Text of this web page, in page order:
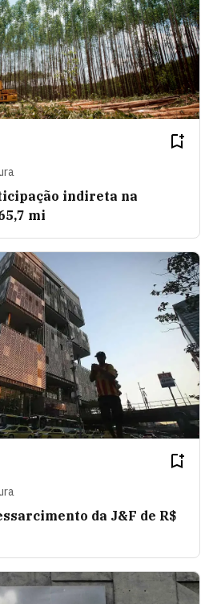
indireta na
mi
da J&F de R$